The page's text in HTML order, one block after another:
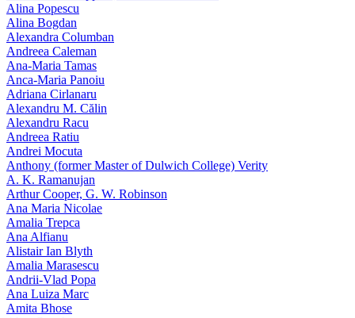
Alina Popescu
Alina Bogdan
Alexandra Columban
Andreea Caleman
Ana-Maria Tamas
Anca-Maria Panoiu
Adriana Cirlanaru
Alexandru M. Călin
Alexandru Racu
Andreea Ratiu
Andrei Mocuta
Anthony (former Master of Dulwich College) Verity
A. K. Ramanujan
Arthur Cooper, G. W. Robinson
Ana Maria Nicolae
Amalia Trepca
Ana Alfianu
Alistair Ian Blyth
Amalia Marasescu
Andrii-Vlad Popa
Ana Luiza Marc
Amita Bhose